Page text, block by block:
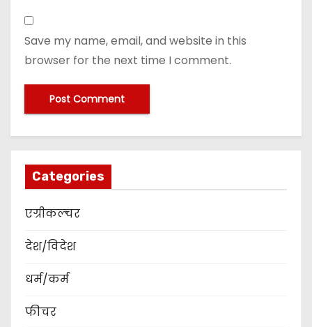
Save my name, email, and website in this
browser for the next time I comment.
Categories
एग्रीकल्चर
देश/विदेश
धर्म/कर्म
फीचर